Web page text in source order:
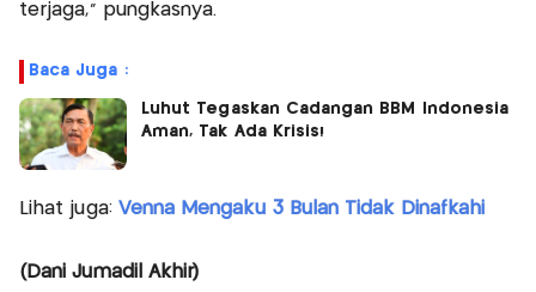
terjaga," pungkasnya.
Baca Juga :
Luhut Tegaskan Cadangan BBM Indonesia
Aman, Tak Ada Krisis!
Lihat juga: Venna Mengaku 3 Bulan Tidak Dinafkahi
(Dani Jumadil Akhir)